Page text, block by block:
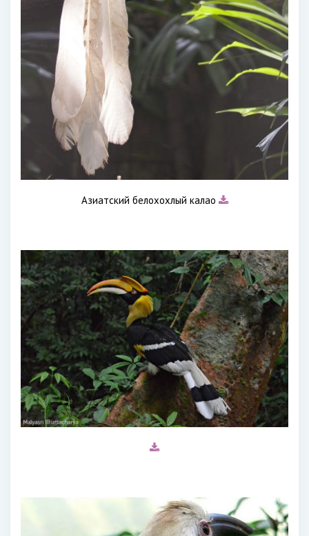
Азиатский белохохлый калао